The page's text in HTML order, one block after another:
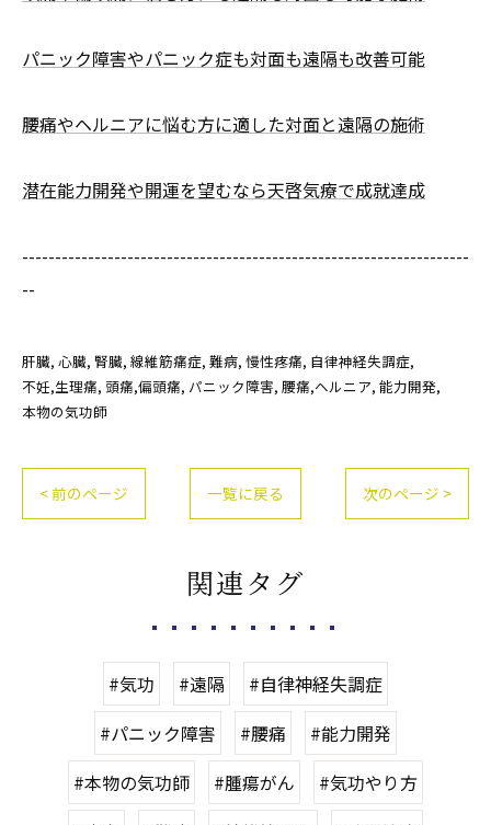
パニック障害やパニック症も対面も遠隔も改善可能
腰痛やヘルニアに悩む方に適した対面と遠隔の施術
潜在能力開発や開運を望むなら天啓気療で成就達成
--------------------------------------------------------------------
--
肝臓 心臓 腎臓 線維筋痛症 難病 慢性疼痛 自律神経失調症
不妊,生理痛 頭痛,偏頭痛 パニック障害 腰痛,ヘルニア 能力開発
本物の気功師
< 前のページ 一覧に戻る 次のページ >
関連タグ
#気功 #遠隔
#自律神経失調症
#パニック障害
#腰痛
#能力開発
#本物の気功師
#腫瘍がん
#気功やり方